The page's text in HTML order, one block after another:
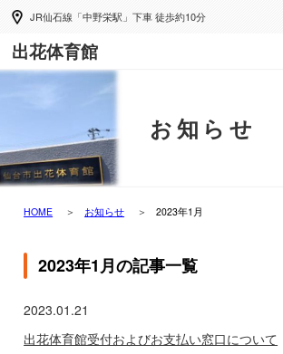
JR仙石線「中野栄駅」下車 徒歩約10分
出花体育館
お知らせ
HOME お知らせ 2023年1月
2023年1月の記事一覧
2023.01.21
出花体育館受付およびお支払い窓口について